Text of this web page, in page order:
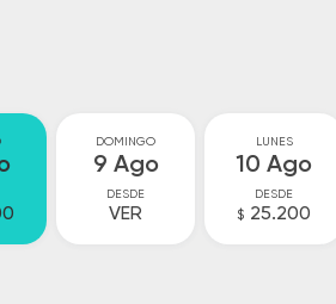
DOMINGO
9 Ago
DESDE
VER
LUNES
10 Ago
DESDE
$ 25.200